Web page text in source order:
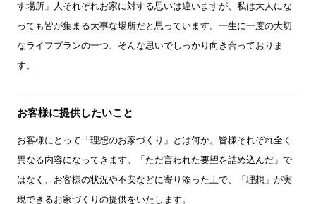
す場所」人それぞれお家に対する思いは違いますが、私は大人にな
っても皆が集まる大事な場所だと思っています。一生に一度の大切
なライフプランの一つ、そんな思いでしっかり向き合っておりま
す。
お客様に提供したいこと
お客様にとって「理想のお家づくり」とは何か。皆様それぞれ全く
異なる内容になってきます。「ただ言われた要望を詰め込んだ」で
はなく、お客様の状況や不安などに寄り添った上で、「理想」が実
現できるお家づくりの提供をいたします。